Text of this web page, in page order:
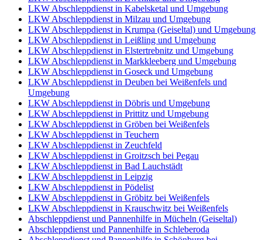
LKW Abschleppdienst in Kabelsketal und Umgebung
LKW Abschleppdienst in Milzau und Umgebung
LKW Abschleppdienst in Krumpa (Geiseltal) und Umgebung
LKW Abschleppdienst in Leißling und Umgebung
LKW Abschleppdienst in Elstertrebnitz und Umgebung
LKW Abschleppdienst in Markkleeberg und Umgebung
LKW Abschleppdienst in Goseck und Umgebung
LKW Abschleppdienst in Deuben bei Weißenfels und
Umgebung
LKW Abschleppdienst in Döbris und Umgebung
LKW Abschleppdienst in Prittitz und Umgebung
LKW Abschleppdienst in Gröben bei Weißenfels
LKW Abschleppdienst in Teuchern
LKW Abschleppdienst in Zeuchfeld
LKW Abschleppdienst in Groitzsch bei Pegau
LKW Abschleppdienst in Bad Lauchstädt
LKW Abschleppdienst in Leipzig
LKW Abschleppdienst in Pödelist
LKW Abschleppdienst in Gröbitz bei Weißenfels
LKW Abschleppdienst in Krauschwitz bei Weißenfels
Abschleppdienst und Pannenhilfe in Mücheln (Geiseltal)
Abschleppdienst und Pannenhilfe in Schleberoda